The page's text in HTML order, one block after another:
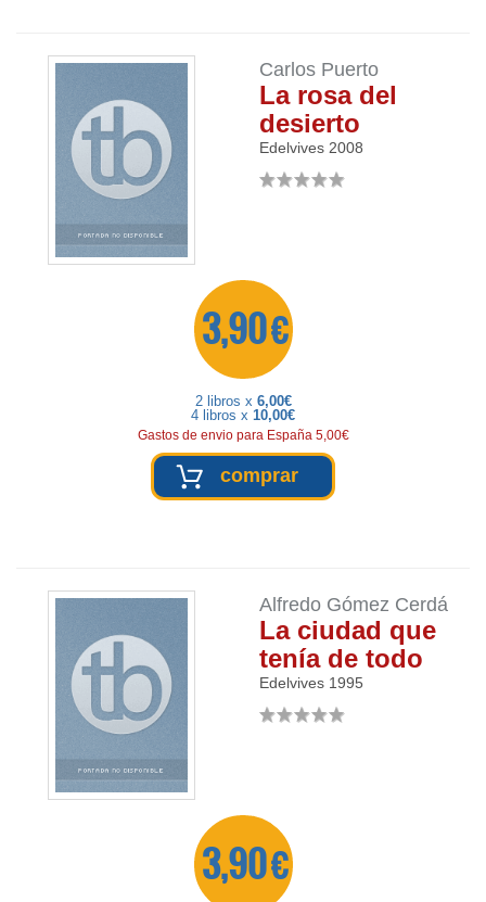
Carlos Puerto
La rosa del
desierto
Edelvives 2008
3,90 €
2 libros x 6,00€
4 libros x 10,00€
Gastos de envio para España 5,00€
comprar
Alfredo Gómez Cerdá
La ciudad que
tenía de todo
Edelvives 1995
3,90 €